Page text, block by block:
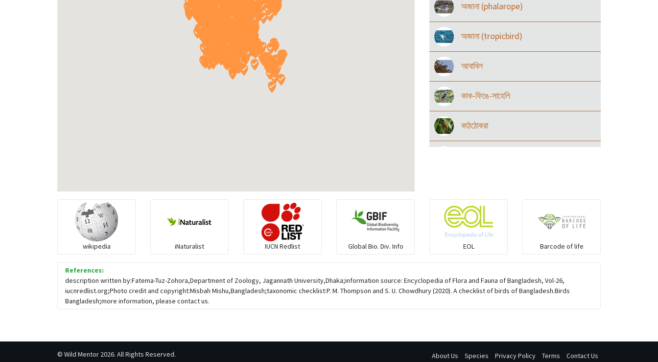
অজানা (phalarope)
অজানা (tropicbird)
আবাবিল
কাক-ফিঙে-সাহেলি
কাঠঠোকরা
কুচকুচি
কোকিল
wikipedia iNaturalist IUCN Redlist Global Bio. Div. Info EOL Barcode of life
References:
description written by:Fatema-Tuz-Zohora,Department of Zoology, Jagannath University,Dhaka;information source: Encyclopedia of Flora and Fauna of Bangladesh, Vol-26,
iucnredlist.org;Photo credit and copyright:Misbah Mishu,Bangladesh;taxonomic checklist:P. M. Thompson and S. U. Chowdhury (2020). A checklist of birds of Bangladesh.Birds
Bangladesh;more information, please contact us.
About Us Species Privacy Policy Terms Contact Us
© Wild Mentor 2026. All Rights Reserved.